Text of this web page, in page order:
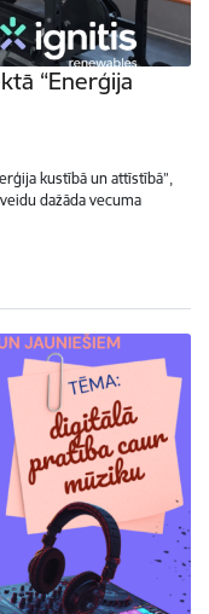
“Enerģija
kustībā un attīstībā”,
dažāda vecuma